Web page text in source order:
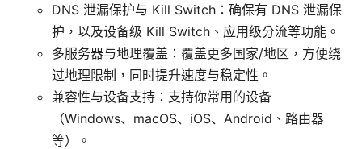
DNS 泄漏保护与 Kill Switch：确保有 DNS 泄漏保
护，以及设备级 Kill Switch、应用级分流等功能。
多服务器与地理覆盖：覆盖更多国家/地区，方便绕
过地理限制，同时提升速度与稳定性。
兼容性与设备支持：支持你常用的设备
（Windows、macOS、iOS、Android、路由器
等）。